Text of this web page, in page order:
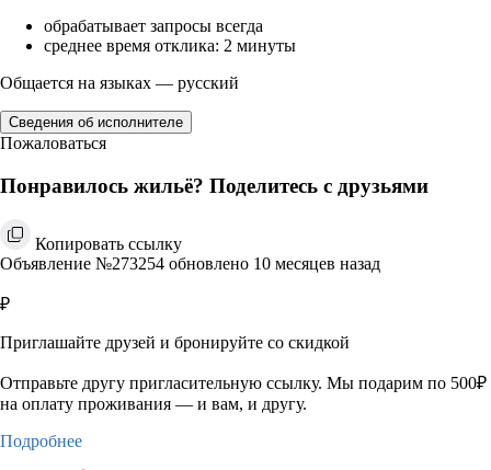
обрабатывает запросы всегда
среднее время отклика: 2 минуты
Общается на языках — русский
Сведения об исполнителе
Пожаловаться
Понравилось жильё? Поделитесь с друзьями
Копировать ссылку
Объявление №273254 обновлено 10 месяцев назад
₽
Приглашайте друзей и бронируйте со скидкой
Отправьте другу пригласительную ссылку. Мы подарим по 500₽
на оплату проживания — и вам, и другу.
Подробнее